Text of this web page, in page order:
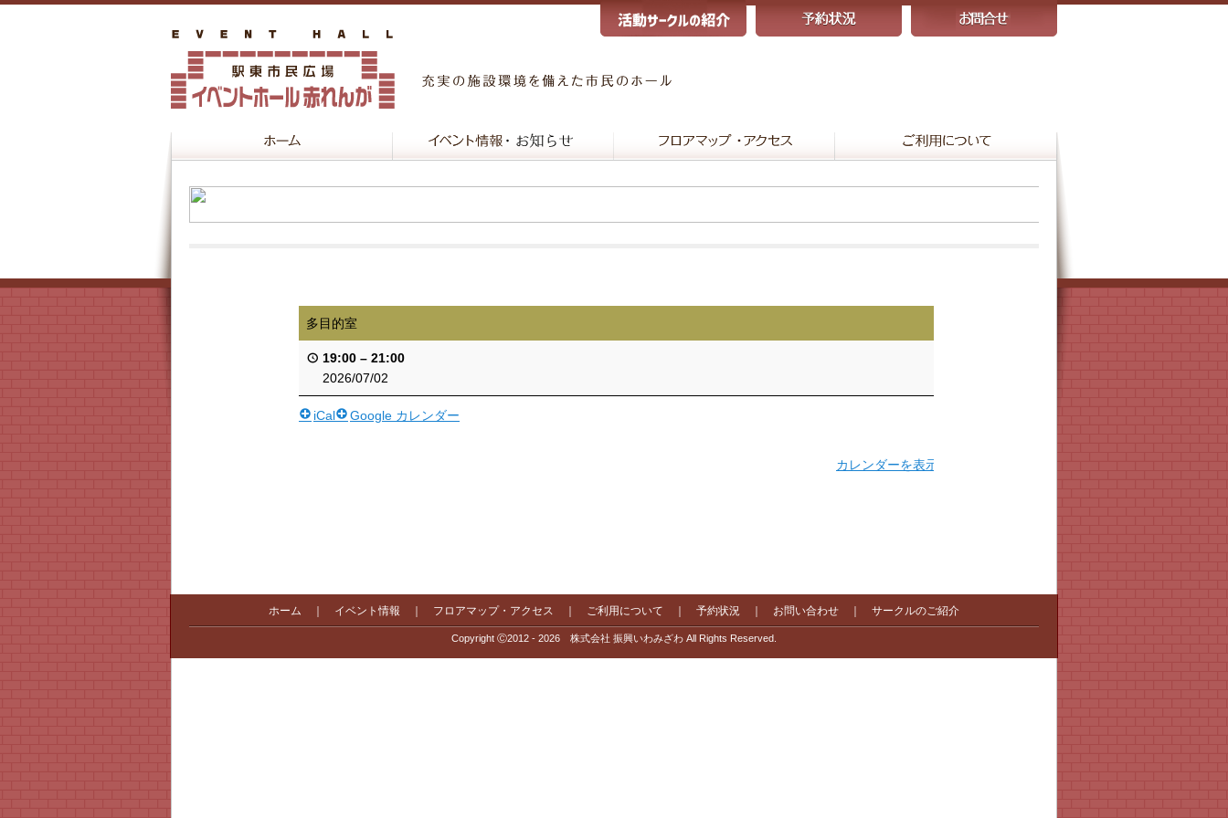
多目的室
19:00 – 21:00
2026/07/02
iCal Google カレンダー
カレンダーを表示
ホーム イベント情報 フロアマップ・アクセス ご利用について 予約状況 お問い合わせ サークルのご紹介
Copyright Ⓒ2012 - 2026 株式会社 振興いわみざわ All Rights Reserved.